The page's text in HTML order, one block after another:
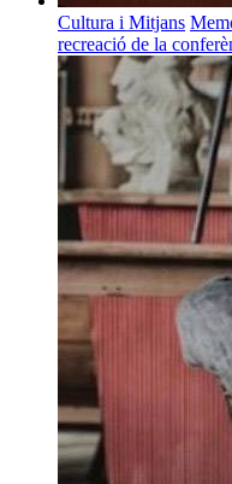
Cultura i Mitjans
recreació de la